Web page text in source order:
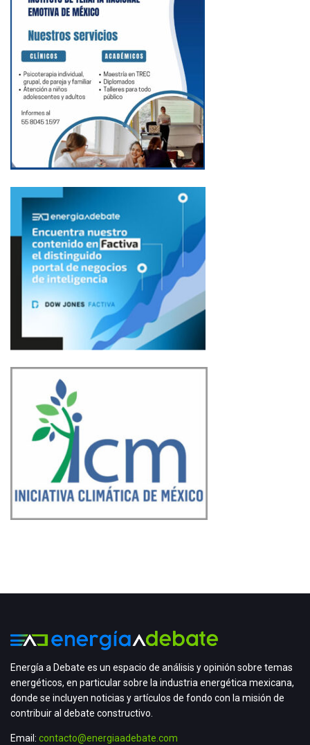
Energía a Debate es un espacio de análisis y opinión sobre temas
energéticos, en particular sobre la industria energética mexicana,
donde se incluyen noticias y artículos de fondo con la misión de
contribuir al debate constructivo.
Email: contacto@energiaadebate.com